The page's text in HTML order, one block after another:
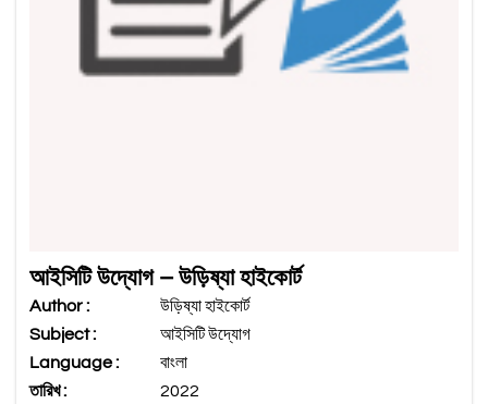
আইসিটি উদ্যোগ – উড়িষ্যা হাইকোর্ট
Author :
উড়িষ্যা হাইকোর্ট
Subject :
আইসিটি উদ্যোগ
Language :
বাংলা
তারিখ :
2022